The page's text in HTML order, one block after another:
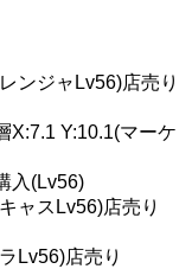
ンジャLv56)店売り
Y:10.1(マーケ
入(Lv56)
ャスLv56)店売り
Lv56)店売り